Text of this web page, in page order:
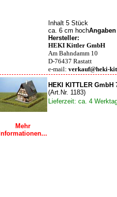
Inhalt 5 Stück
ca. 6 cm hoch
Hersteller:
HEKI Kittler GmbH
Am Bahndamm 10
D-76437 Rastatt
e-mail: verkauf@heki-
Mehr
Informationen...
HEKI KITTLER GmbH
(Art.Nr. 1183)
Lieferzeit: ca. 4